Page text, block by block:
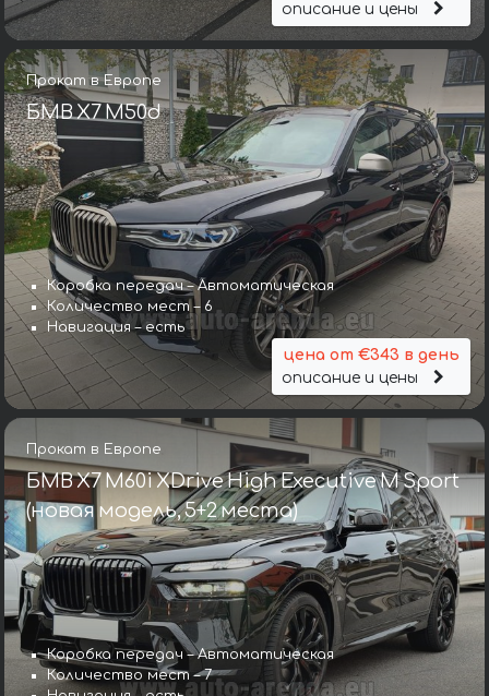
описание и цены
Прокат в Европе
БМВ X7 M50d
Коробка передач – Автоматическая
Количество мест – 6
Навигация – есть
цена от €343 в день
описание и цены
Прокат в Европе
БМВ X7 M60i XDrive High Executive M Sport
(новая модель, 5+2 места)
Коробка передач – Автоматическая
Количество мест – 7